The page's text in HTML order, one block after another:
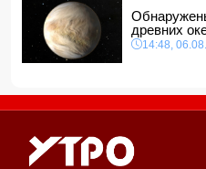
древних
14:48,